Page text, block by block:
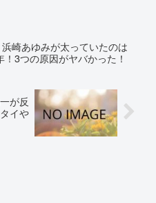
崎あゆみが太っていたのは
！3つの原因がヤバかった！
が反
イや